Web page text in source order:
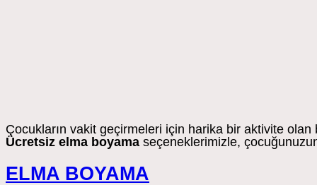
Çocukların vakit geçirmeleri için harika bir aktivite
Ücretsiz elma boyama seçeneklerimizle,
ELMA BOYAMA